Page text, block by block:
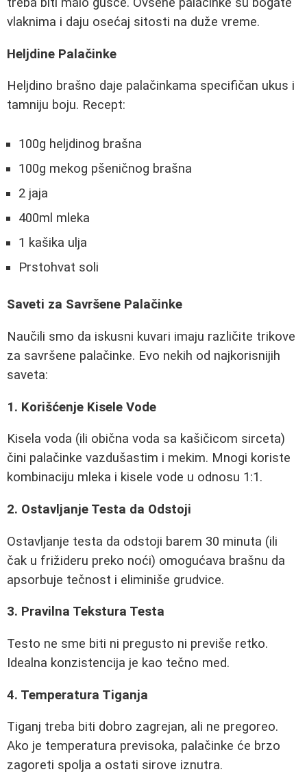
vlaknima i daju osećaj sitosti na duže vreme.
Heljdine Palačinke
Heljdino brašno daje palačinkama specifičan ukus i
tamniju boju. Recept:
100g heljdinog brašna
100g mekog pšeničnog brašna
2 jaja
400ml mleka
1 kašika ulja
Prstohvat soli
Saveti za Savršene Palačinke
Naučili smo da iskusni kuvari imaju različite trikove
za savršene palačinke. Evo nekih od najkorisnijih
saveta:
1. Korišćenje Kisele Vode
Kisela voda (ili obična voda sa kašičicom sirceta)
čini palačinke vazdušastim i mekim. Mnogi koriste
kombinaciju mleka i kisele vode u odnosu 1:1.
2. Ostavljanje Testa da Odstoji
Ostavljanje testa da odstoji barem 30 minuta (ili
čak u frižideru preko noći) omogućava brašnu da
apsorbuje tečnost i eliminiše grudvice.
3. Pravilna Tekstura Testa
Testo ne sme biti ni pregusto ni previše retko.
Idealna konzistencija je kao tečno med.
4. Temperatura Tiganja
Tiganj treba biti dobro zagrejan, ali ne pregoreo.
Ako je temperatura previsoka, palačinke će brzo
zagoreti spolja a ostati sirove iznutra.